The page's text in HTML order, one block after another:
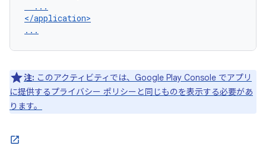
...
</application>
注: このアクティビティでは、Google Play Console でアプリ
に提供するプライバシー ポリシーと同じものを表示する必要があ
ります。